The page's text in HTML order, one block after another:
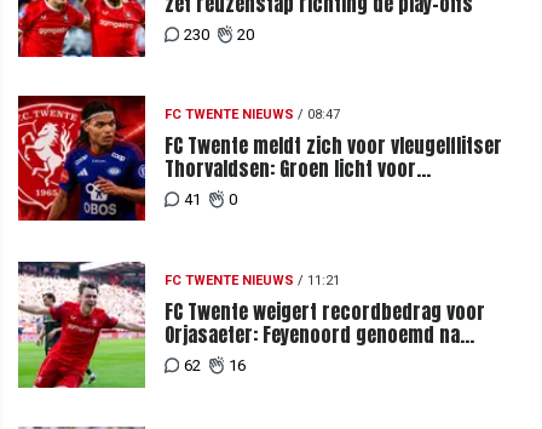
230 20
FC TWENTE NIEUWS / 08:47
FC Twente meldt zich voor vleugelflitser
Thorvaldsen: Groen licht voor
miljoenenbod
41 0
FC TWENTE NIEUWS / 11:21
FC Twente weigert recordbedrag voor
Orjasaeter: Feyenoord genoemd na
megabod
62 16